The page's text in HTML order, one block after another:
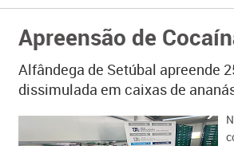
Apreensão de
Alfândega de Setúbal apreende
dissimulada em caixas de